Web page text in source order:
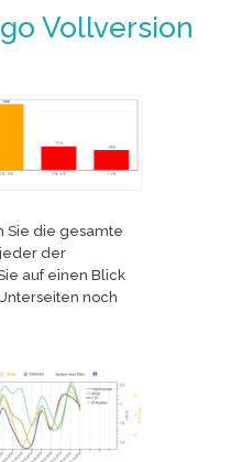
Vollversion
Sie die gesamte
der
auf einen Blick
noch